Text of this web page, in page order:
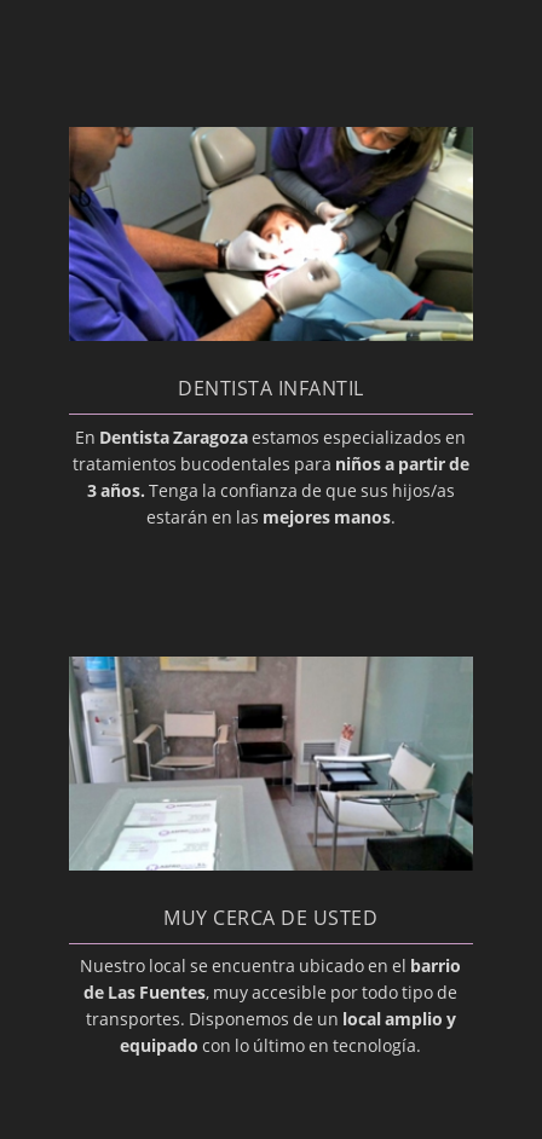
DENTISTA INFANTIL
En Dentista Zaragozaestamos especializados en
tratamientos bucodentales para niños a partir de
3 años. Tenga la confianza de que sus hijos/as
estarán en las mejores manos.
MUY CERCA DE USTED
Nuestro local se encuentra ubicado en el barrio
de Las Fuentes, muy accesible por todo tipo de
transportes. Disponemos de un local amplio y
equipado con lo último en tecnología.